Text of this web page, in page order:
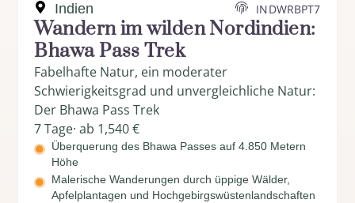
Indien INDWRBPT7
Wandern im wilden Nordindien:
Bhawa Pass Trek
Fabelhafte Natur, ein moderater
Schwierigkeitsgrad und unvergleichliche Natur:
Der Bhawa Pass Trek
7 Tage· ab 1,540 €
Überquerung des Bhawa Passes auf 4.850 Metern
Höhe
Malerische Wanderungen durch üppige Wälder,
Apfelplantagen und Hochgebirgswüstenlandschaften